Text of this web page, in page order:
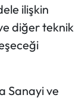
ilişkin
diğer teknik
Sanayi ve